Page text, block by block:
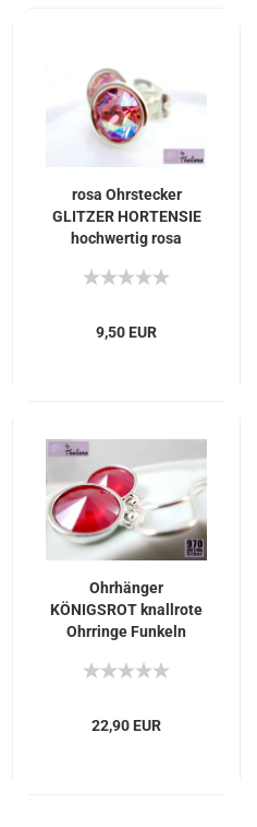
rosa Ohrstecker
GLITZER HORTENSIE
hochwertig rosa
9,50 EUR
Ohrhänger
KÖNIGSROT knallrote
Ohrringe Funkeln
22,90 EUR